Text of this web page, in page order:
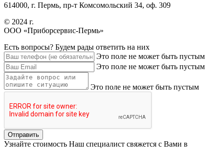
614000, г. Пермь, пр-т Комсомольский 34, оф. 309
© 2024 г.
ООО «Приборсервис-Пермь»
Есть вопросы? Будем рады ответить на них
Это поле не может быть пустым
Это поле не может быть пустым
Это поле не может быть пустым
Узнайте стоимость Наш специалист свяжется с Вами в